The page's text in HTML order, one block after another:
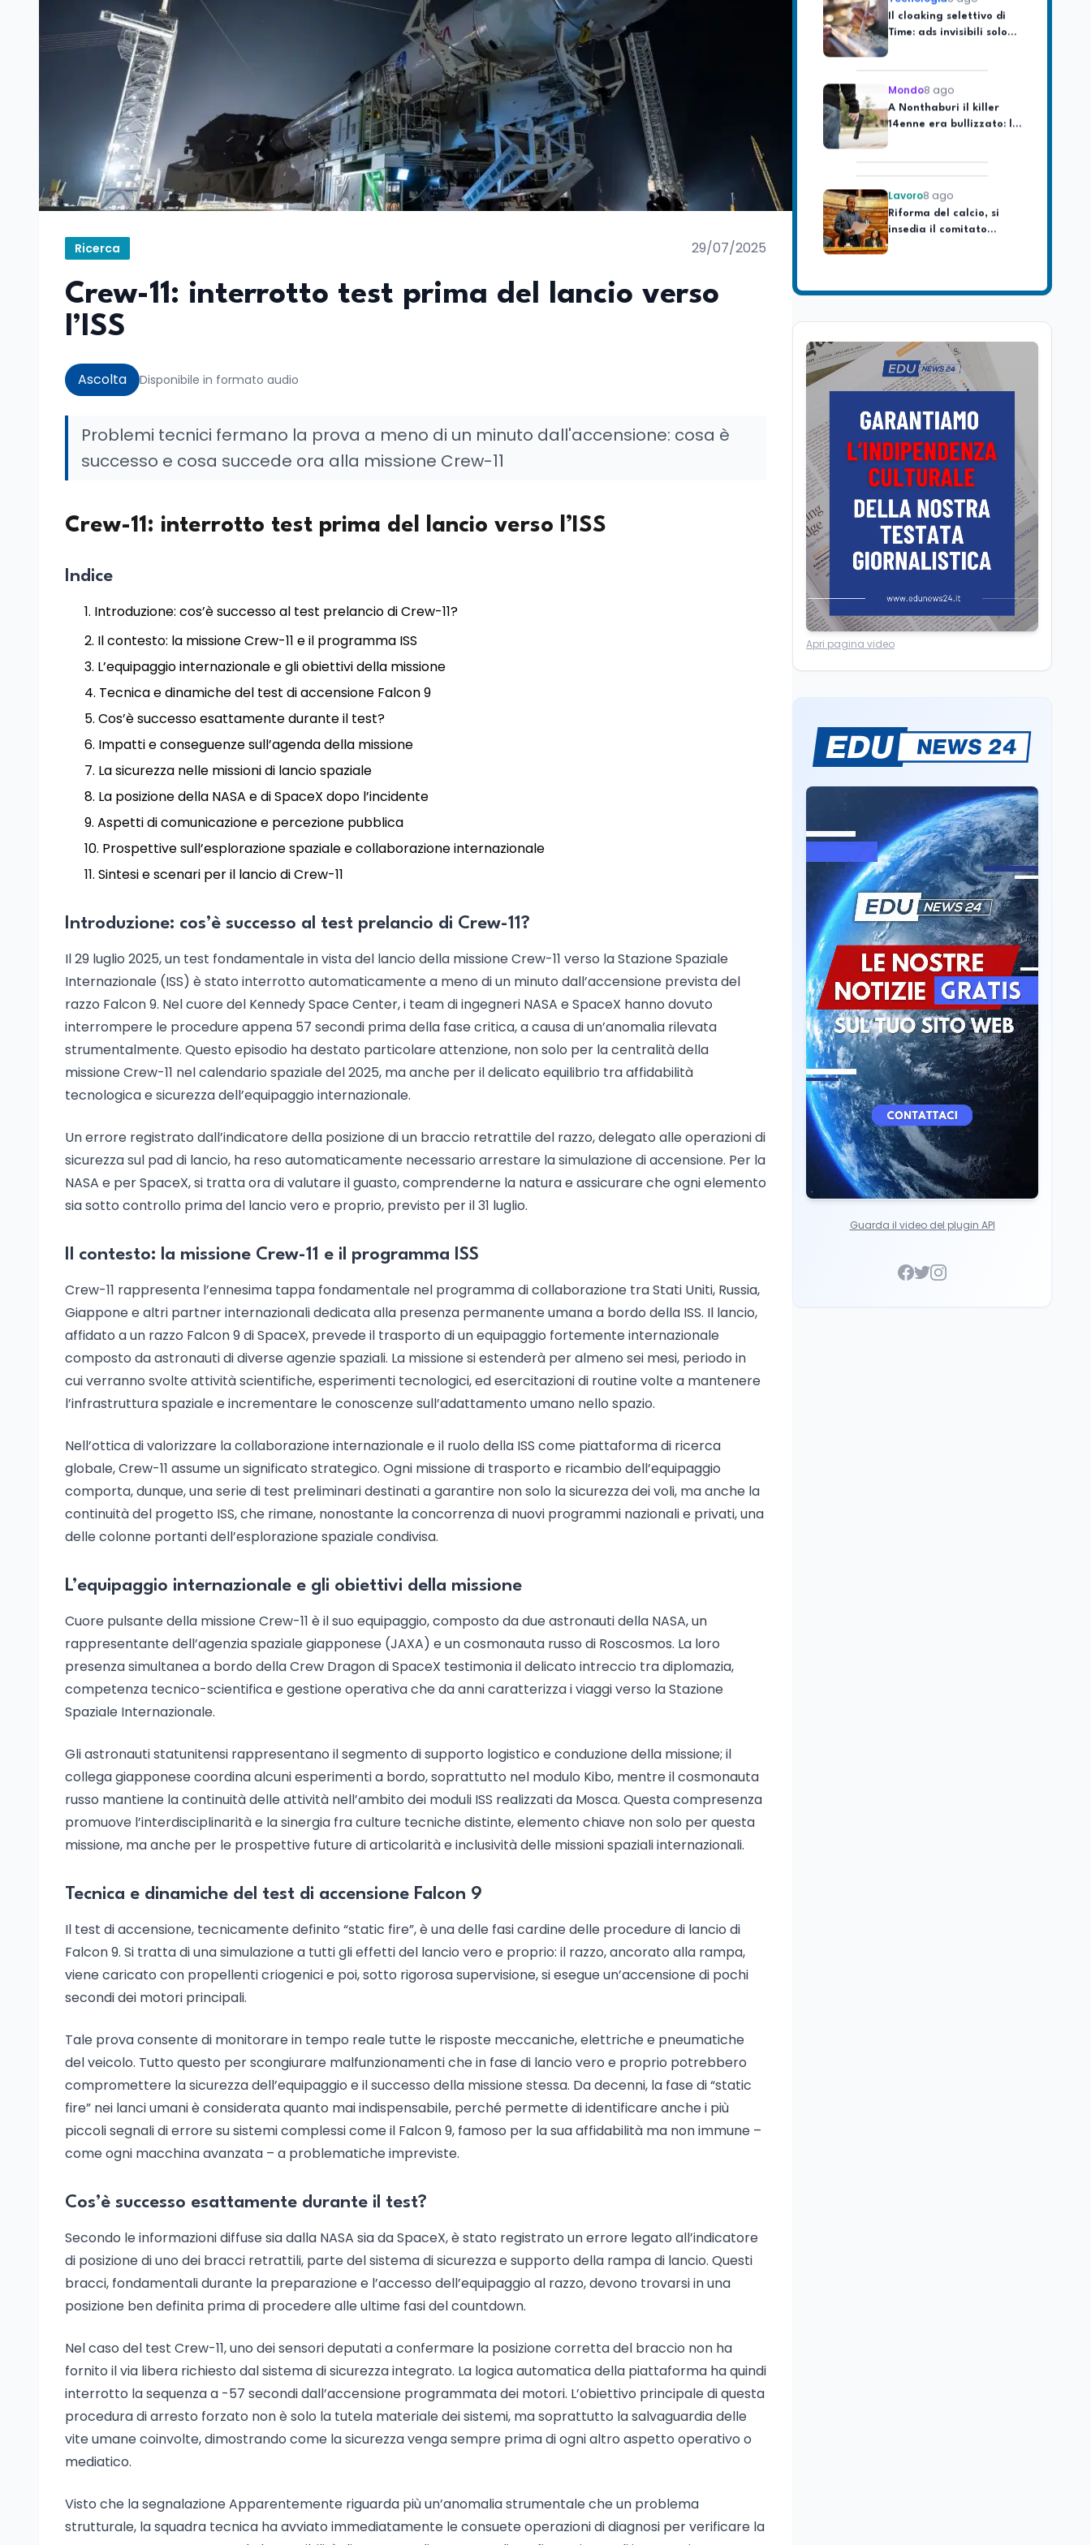
Ricerca 29/07/2025
Crew-11: interrotto test prima del lancio verso
l’ISS
Ascolta Disponibile in formato audio
Problemi tecnici fermano la prova a meno di un minuto dall'accensione: cosa è
successo e cosa succede ora alla missione Crew-11
Crew-11: interrotto test prima del lancio verso l’ISS
Indice
Introduzione: cos’è successo al test prelancio di Crew-11?
Il contesto: la missione Crew-11 e il programma ISS
L’equipaggio internazionale e gli obiettivi della missione
Tecnica e dinamiche del test di accensione Falcon 9
Cos’è successo esattamente durante il test?
Impatti e conseguenze sull’agenda della missione
La sicurezza nelle missioni di lancio spaziale
La posizione della NASA e di SpaceX dopo l’incidente
Aspetti di comunicazione e percezione pubblica
Prospettive sull’esplorazione spaziale e collaborazione internazionale
Sintesi e scenari per il lancio di Crew-11
Introduzione: cos’è successo al test prelancio di Crew-11?
Il 29 luglio 2025, un test fondamentale in vista del lancio della missione Crew-11 verso la Stazione Spaziale
Internazionale (ISS) è stato interrotto automaticamente a meno di un minuto dall’accensione prevista del
razzo Falcon 9. Nel cuore del Kennedy Space Center, i team di ingegneri NASA e SpaceX hanno dovuto
interrompere le procedure appena 57 secondi prima della fase critica, a causa di un’anomalia rilevata
strumentalmente. Questo episodio ha destato particolare attenzione, non solo per la centralità della
missione Crew-11 nel calendario spaziale del 2025, ma anche per il delicato equilibrio tra affidabilità
tecnologica e sicurezza dell’equipaggio internazionale.
Un errore registrato dall’indicatore della posizione di un braccio retrattile del razzo, delegato alle operazioni di
sicurezza sul pad di lancio, ha reso automaticamente necessario arrestare la simulazione di accensione. Per la
NASA e per SpaceX, si tratta ora di valutare il guasto, comprenderne la natura e assicurare che ogni elemento
sia sotto controllo prima del lancio vero e proprio, previsto per il 31 luglio.
Il contesto: la missione Crew-11 e il programma ISS
Crew-11 rappresenta l’ennesima tappa fondamentale nel programma di collaborazione tra Stati Uniti, Russia,
Giappone e altri partner internazionali dedicata alla presenza permanente umana a bordo della ISS. Il lancio,
affidato a un razzo Falcon 9 di SpaceX, prevede il trasporto di un equipaggio fortemente internazionale
composto da astronauti di diverse agenzie spaziali. La missione si estenderà per almeno sei mesi, periodo in
cui verranno svolte attività scientifiche, esperimenti tecnologici, ed esercitazioni di routine volte a mantenere
l’infrastruttura spaziale e incrementare le conoscenze sull’adattamento umano nello spazio.
Nell’ottica di valorizzare la collaborazione internazionale e il ruolo della ISS come piattaforma di ricerca
globale, Crew-11 assume un significato strategico. Ogni missione di trasporto e ricambio dell’equipaggio
comporta, dunque, una serie di test preliminari destinati a garantire non solo la sicurezza dei voli, ma anche la
continuità del progetto ISS, che rimane, nonostante la concorrenza di nuovi programmi nazionali e privati, una
delle colonne portanti dell’esplorazione spaziale condivisa.
L’equipaggio internazionale e gli obiettivi della missione
Cuore pulsante della missione Crew-11 è il suo equipaggio, composto da due astronauti della NASA, un
rappresentante dell’agenzia spaziale giapponese (JAXA) e un cosmonauta russo di Roscosmos. La loro
presenza simultanea a bordo della Crew Dragon di SpaceX testimonia il delicato intreccio tra diplomazia,
competenza tecnico-scientifica e gestione operativa che da anni caratterizza i viaggi verso la Stazione
Spaziale Internazionale.
Gli astronauti statunitensi rappresentano il segmento di supporto logistico e conduzione della missione; il
collega giapponese coordina alcuni esperimenti a bordo, soprattutto nel modulo Kibo, mentre il cosmonauta
russo mantiene la continuità delle attività nell’ambito dei moduli ISS realizzati da Mosca. Questa compresenza
promuove l’interdisciplinarità e la sinergia fra culture tecniche distinte, elemento chiave non solo per questa
missione, ma anche per le prospettive future di articolarità e inclusività delle missioni spaziali internazionali.
Tecnica e dinamiche del test di accensione Falcon 9
Il test di accensione, tecnicamente definito “static fire”, è una delle fasi cardine delle procedure di lancio di
Falcon 9. Si tratta di una simulazione a tutti gli effetti del lancio vero e proprio: il razzo, ancorato alla rampa,
viene caricato con propellenti criogenici e poi, sotto rigorosa supervisione, si esegue un’accensione di pochi
secondi dei motori principali.
Tale prova consente di monitorare in tempo reale tutte le risposte meccaniche, elettriche e pneumatiche
del veicolo. Tutto questo per scongiurare malfunzionamenti che in fase di lancio vero e proprio potrebbero
compromettere la sicurezza dell’equipaggio e il successo della missione stessa. Da decenni, la fase di “static
fire” nei lanci umani è considerata quanto mai indispensabile, perché permette di identificare anche i più
piccoli segnali di errore su sistemi complessi come il Falcon 9, famoso per la sua affidabilità ma non immune –
come ogni macchina avanzata – a problematiche impreviste.
Cos’è successo esattamente durante il test?
Secondo le informazioni diffuse sia dalla NASA sia da SpaceX, è stato registrato un errore legato all’indicatore
di posizione di uno dei bracci retrattili, parte del sistema di sicurezza e supporto della rampa di lancio. Questi
bracci, fondamentali durante la preparazione e l’accesso dell’equipaggio al razzo, devono trovarsi in una
posizione ben definita prima di procedere alle ultime fasi del countdown.
Nel caso del test Crew-11, uno dei sensori deputati a confermare la posizione corretta del braccio non ha
fornito il via libera richiesto dal sistema di sicurezza integrato. La logica automatica della piattaforma ha quindi
interrotto la sequenza a -57 secondi dall’accensione programmata dei motori. L’obiettivo principale di questa
procedura di arresto forzato non è solo la tutela materiale dei sistemi, ma soprattutto la salvaguardia delle
vite umane coinvolte, dimostrando come la sicurezza venga sempre prima di ogni altro aspetto operativo o
mediatico.
Visto che la segnalazione Apparentemente riguarda più un’anomalia strumentale che un problema
strutturale, la squadra tecnica ha avviato immediatamente le consuete operazioni di diagnosi per verificare la
Time: ads invisibili solo
per i chatbot AI
Mondo8 ago
A Nonthaburi il killer
14enne era bullizzato: la
CZ-75 era del nonno
Lavoro8 ago
Riforma del calcio, si
insedia il comitato
ristretto al Senato. La
di Strasburgo in ricordo
dei minatori morti a
Marcinelle nel 1956
Università 8 ago
Università statali, il
Fondo ordinario 2026
sale a 9,415 miliardi, c'è
la firma della ministra
Bernini sul decreto
Tecnologia 8 ago
Il cloaking selettivo di
Time: ads invisibili solo
per i chatbot AI
Mondo 8 ago
A Nonthaburi il killer
14enne era bullizzato: la
Lavoro8 ago
Riforma del calcio, si
Mario Occhiuto
Mondo
L'8 agosto è la Giornata
europea in memoria
Istituita dal Parlamento
di Strasburgo in ricordo
dei minatori morti a
Marcinelle nel 1956
Università8 ago
Università statali, il
Fondo ordinario 2026
sale a 9,415 miliardi, c'è
la firma della ministra
Bernini sul decreto
Tecnologia8 ago
Il cloaking selettivo di
Time: ads invisibili solo
per i chatbot AI
Mondo8 ago
A Nonthaburi il killer
14enne era bullizzato: la
CZ-75 era del nonno
Apri pagina video
Guarda il video del plugin API